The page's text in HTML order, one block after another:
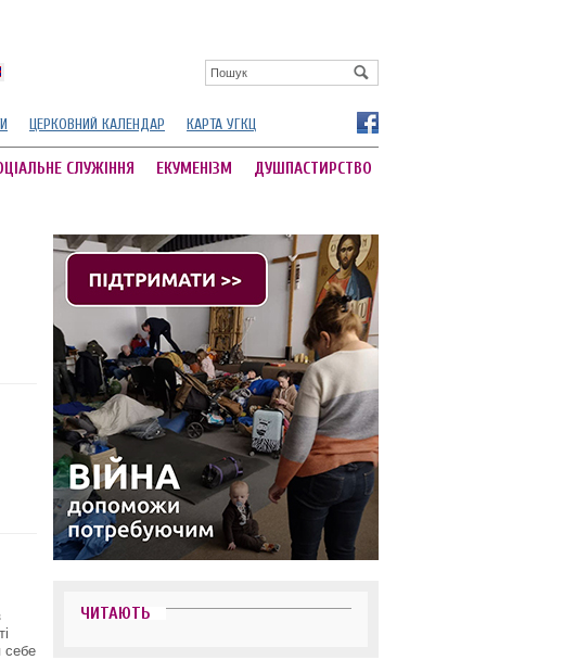
ЦЕРКОВНИЙ КАЛЕНДАР КАРТА УГКЦ
СЛУЖІННЯ ЕКУМЕНІЗМ ДУШПАСТИРСТВО
себе
ЧИТАЮТЬ